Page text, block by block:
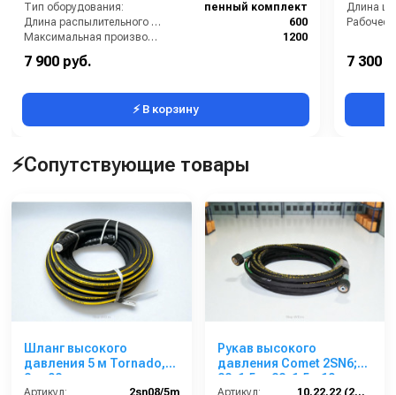
Тип оборудования:
пенный комплект
Длина распылительного копья (мм):
600
Максимальная производительность по воде (л/ч):
1200
7 900 руб.
⚡ В корзину
Длина
Рабочее
7 300
⚡Сопутствующие товары
Шланг высокого
давления 5 м Tornado,
2sn 08
Рукав высокого
давления Comet 2SN6;
22х1,5 г- 22х1,5г; 10м